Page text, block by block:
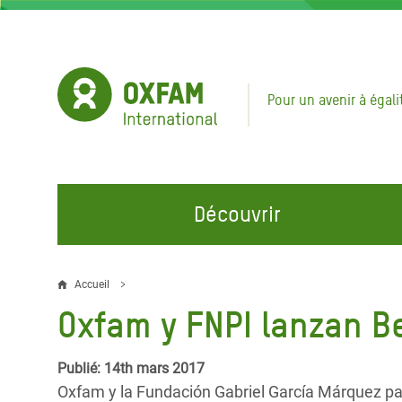
Aller
Pour un avenir à
Découvrir
NOS DOMAINES D'ACTION
Eau et Assainissement
Ressources Naturelles
au
REJOINDRE NOS CAMPAGNES
Climate Justice
Rejoignez la Communauté
d'Ariane
Accueil
Oxfam y FNPI lanzan
Publié: 14th mars 2017
Oxfam y la Fundación Gabriel García Márquez